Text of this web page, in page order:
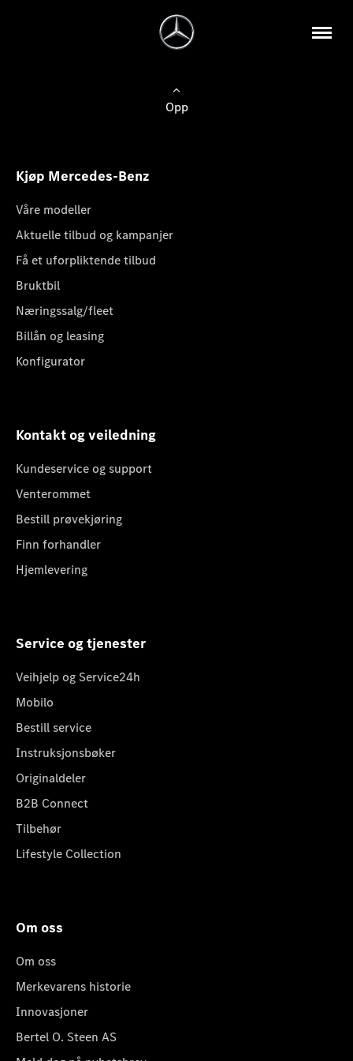
Opp
Kjøp Mercedes-Benz
Våre modeller
Aktuelle tilbud og kampanjer
Få et uforpliktende tilbud
Bruktbil
Næringssalg/fleet
Billån og leasing
Konfigurator
Kontakt og veiledning
Kundeservice og support
Venterommet
Bestill prøvekjøring
Finn forhandler
Hjemlevering
Service og tjenester
Veihjelp og Service24h
Mobilo
Bestill service
Instruksjonsbøker
Originaldeler
B2B Connect
Tilbehør
Lifestyle Collection
Om oss
Om oss
Merkevarens historie
Innovasjoner
Bertel O. Steen AS